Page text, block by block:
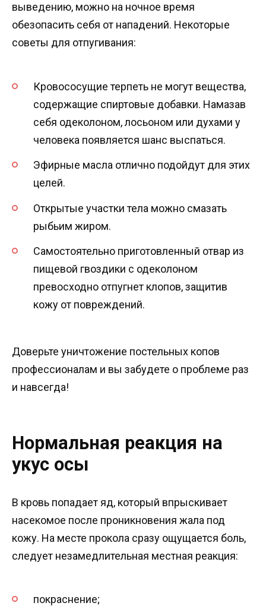
выведению, можно на ночное время
обезопасить себя от нападений. Некоторые
советы для отпугивания:
Кровососущие терпеть не могут вещества,
содержащие спиртовые добавки. Намазав
себя одеколоном, лосьоном или духами у
человека появляется шанс выспаться.
Эфирные масла отлично подойдут для этих
целей.
Открытые участки тела можно смазать
рыбьим жиром.
Самостоятельно приготовленный отвар из
пищевой гвоздики с одеколоном
превосходно отпугнет клопов, защитив
кожу от повреждений.
Доверьте уничтожение постельных копов
профессионалам и вы забудете о проблеме раз
и навсегда!
Нормальная реакция на
укус осы
В кровь попадает яд, который впрыскивает
насекомое после проникновения жала под
кожу. На месте прокола сразу ощущается боль,
следует незамедлительная местная реакция:
покраснение;